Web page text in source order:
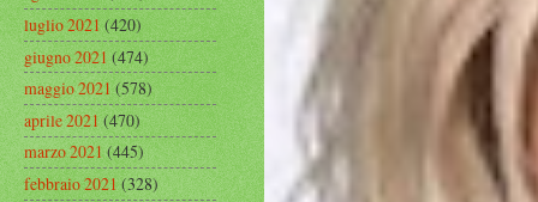
luglio 2021(420)
giugno 2021(474)
maggio 2021(578)
aprile 2021(470)
marzo 2021(445)
febbraio 2021(328)